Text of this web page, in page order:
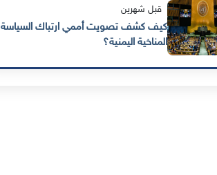
قبل شهرين
كيف كشف تصويت أممي ارتباك السياسة
المناخية اليمنية؟